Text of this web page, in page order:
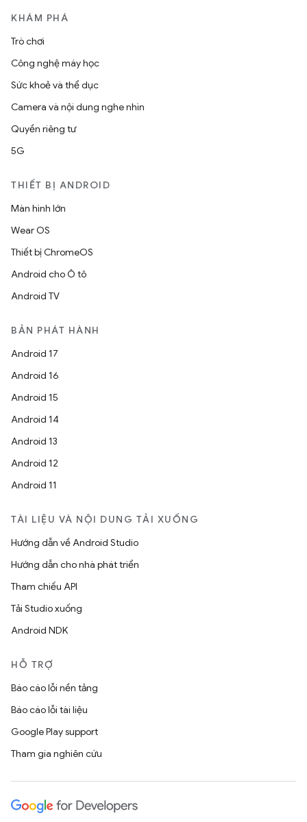
KHÁM PHÁ
Trò chơi
Công nghệ máy học
Sức khoẻ và thể dục
Camera và nội dung nghe nhìn
Quyền riêng tư
5G
THIẾT BỊ ANDROID
Màn hình lớn
Wear OS
Thiết bị ChromeOS
Android cho Ô tô
Android TV
BẢN PHÁT HÀNH
Android 17
Android 16
Android 15
Android 14
Android 13
Android 12
Android 11
TÀI LIỆU VÀ NỘI DUNG TẢI XUỐNG
Hướng dẫn về Android Studio
Hướng dẫn cho nhà phát triển
Tham chiếu API
Tải Studio xuống
Android NDK
HỖ TRỢ
Báo cáo lỗi nền tảng
Báo cáo lỗi tài liệu
Google Play support
Tham gia nghiên cứu